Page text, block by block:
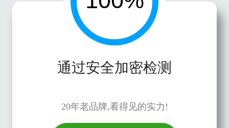
通过安全加密检测
20年老品牌,看得见的实力!